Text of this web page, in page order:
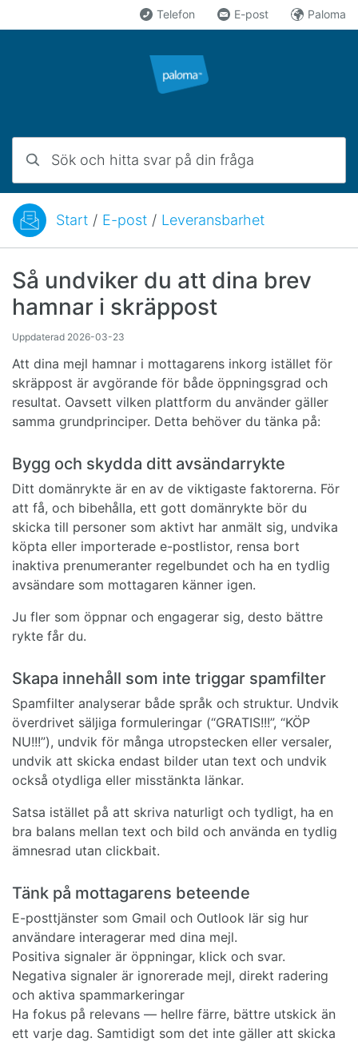
Telefon E-post Paloma
Du är här:Start / E-post / Leveransbarhet
Så undviker du att dina brev
hamnar i skräppost
Uppdaterad 2026-03-23
Att dina mejl hamnar i mottagarens inkorg istället för
skräppost är avgörande för både öppningsgrad och
resultat. Oavsett vilken plattform du använder gäller
samma grundprinciper. Detta behöver du tänka på:
Bygg och skydda ditt avsändarrykte
Ditt domänrykte är en av de viktigaste faktorerna. För
att få, och bibehålla, ett gott domänrykte bör du
skicka till personer som aktivt har anmält sig, undvika
köpta eller importerade e-postlistor, rensa bort
inaktiva prenumeranter regelbundet och ha en tydlig
avsändare som mottagaren känner igen.
Ju fler som öppnar och engagerar sig, desto bättre
rykte får du.
Skapa innehåll som inte triggar spamfilter
Spamfilter analyserar både språk och struktur. Undvik
överdrivet säljiga formuleringar (“GRATIS!!!”, “KÖP
NU!!!”), undvik för många utropstecken eller versaler,
undvik att skicka endast bilder utan text och undvik
också otydliga eller misstänkta länkar.
Satsa istället på att skriva naturligt och tydligt, ha en
bra balans mellan text och bild och använda en tydlig
ämnesrad utan clickbait.
Tänk på mottagarens beteende
E-posttjänster som Gmail och Outlook lär sig hur
användare interagerar med dina mejl.
Positiva signaler är öppningar, klick och svar.
Negativa signaler är ignorerade mejl, direkt radering
och aktiva spammarkeringar
Ha fokus på relevans — hellre färre, bättre utskick än
ett varje dag. Samtidigt som det inte gäller att skicka